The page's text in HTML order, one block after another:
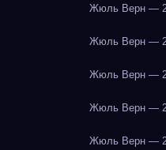
Жюль Верн —
Жюль Верн —
Жюль Верн —
Жюль Верн —
Жюль Верн —